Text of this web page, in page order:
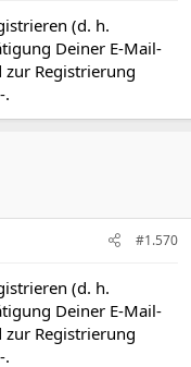
(d. h.
Deiner E-Mail-
zur Registrierung
.
#1.570
(d. h.
Deiner E-Mail-
zur Registrierung
.